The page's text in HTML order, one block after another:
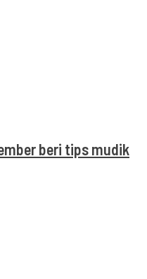
beri tips mudik